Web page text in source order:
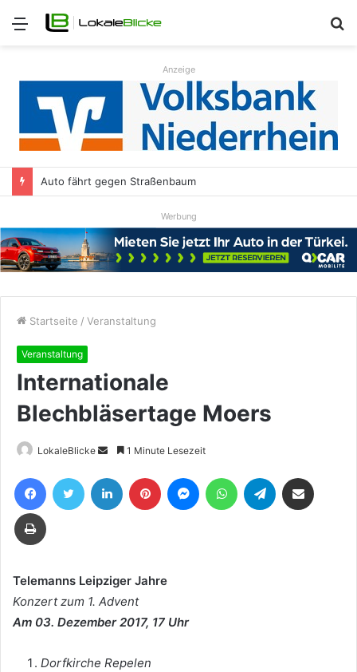
Menü
Anzeige
Auto fährt gegen Straßenbaum
Werbung
Startseite / Veranstaltung
Veranstaltung
Internationale
Blechbläsertage Moers
LokaleBlicke
Sende
eine
E-
1 Minute Lesezeit
FacebookTwitter LinkedIn Pinterest MessengerWhatsAppTelegram
Drucken
Telemanns Leipziger Jahre
Konzert zum 1. Advent
Am 03. Dezember 2017, 17 Uhr
Dorfkirche Repelen